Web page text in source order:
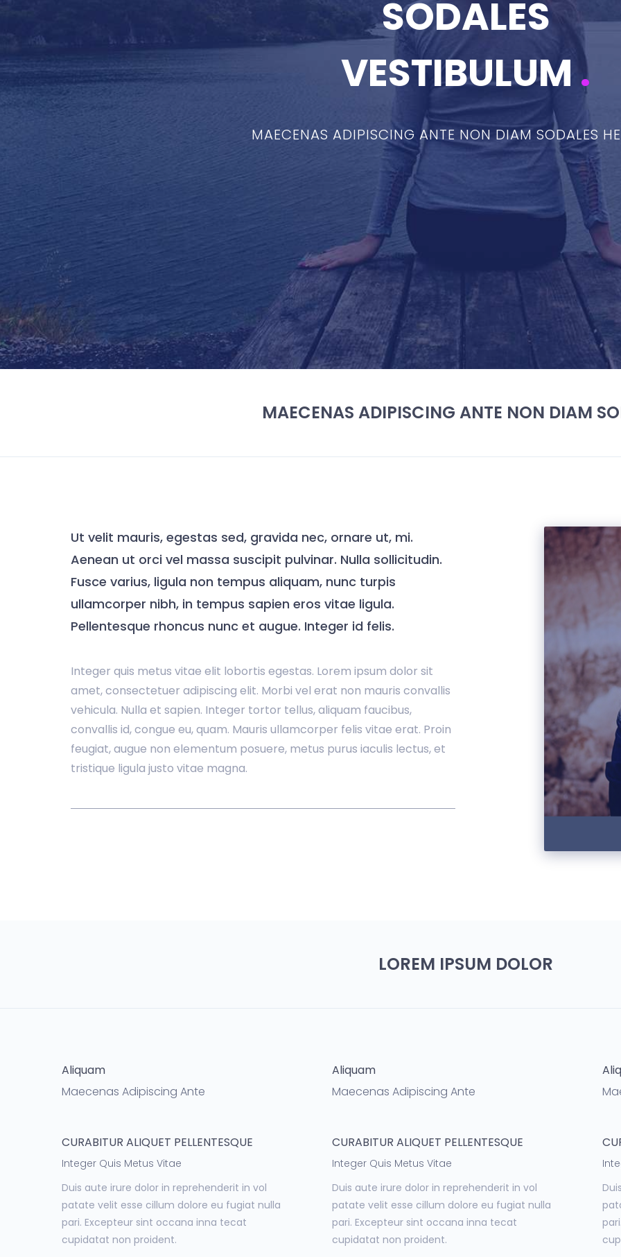
SODALES
VESTIBULUM.
MAECENAS ADIPISCING ANTE NON DIAM SODALES
MAECENAS ADIPISCING ANTE NON DIAM
Ut velit mauris, egestas sed, gravida nec, ornare ut, mi.
Aenean ut orci vel massa suscipit pulvinar. Nulla sollicitudin.
Fusce varius, ligula non tempus aliquam, nunc turpis
ullamcorper nibh, in tempus sapien eros vitae ligula.
Pellentesque rhoncus nunc et augue. Integer id felis.
Integer quis metus vitae elit lobortis egestas. Lorem ipsum dolor sit
amet, consectetuer adipiscing elit. Morbi vel erat non mauris convallis
vehicula. Nulla et sapien. Integer tortor tellus, aliquam faucibus,
convallis id, congue eu, quam. Mauris ullamcorper felis vitae erat. Proin
feugiat, augue non elementum posuere, metus purus iaculis lectus, et
tristique ligula justo vitae magna.
LOREM IPSUM DOLOR
Aliquam
Maecenas Adipiscing Ante
CURABITUR ALIQUET PELLENTESQUE
Integer Quis Metus Vitae
Duis aute irure dolor in reprehenderit in vol
patate velit esse cillum dolore eu fugiat nulla
pari. Excepteur sint occana inna tecat
cupidatat non proident.
Aliquam
Maecenas Adipiscing Ante
CURABITUR ALIQUET PELLENTESQUE
Integer Quis Metus Vitae
Duis aute irure dolor in reprehenderit in vol
patate velit esse cillum dolore eu fugiat nulla
pari. Excepteur sint occana inna tecat
cupidatat non proident.